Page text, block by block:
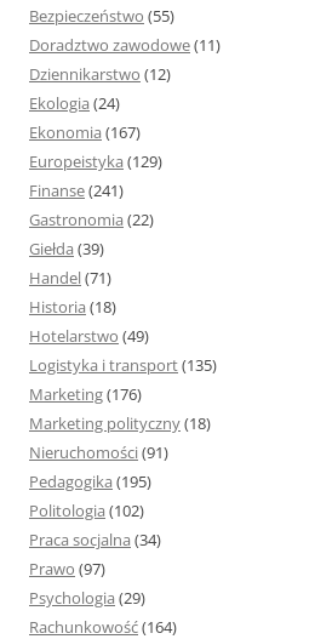
Bezpieczeństwo (55)
Doradztwo zawodowe(11)
Dziennikarstwo (12)
Ekologia (24)
Ekonomia (167)
Europeistyka (129)
Finanse(241)
Gastronomia (22)
Giełda (39)
Handel(71)
Historia (18)
Hotelarstwo (49)
Logistyka i transport(135)
Marketing(176)
Marketing polityczny(18)
Nieruchomości(91)
Pedagogika (195)
Politologia (102)
Praca socjalna (34)
Prawo (97)
Psychologia (29)
Rachunkowość(164)